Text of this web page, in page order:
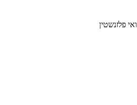
פלזנשטין